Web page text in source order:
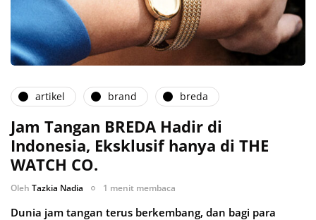
artikel brand breda
Jam Tangan BREDA Hadir di
Indonesia, Eksklusif hanya di THE
WATCH CO.
Oleh Tazkia Nadia 1 menit membaca
Dunia jam tangan terus berkembang, dan bagi para